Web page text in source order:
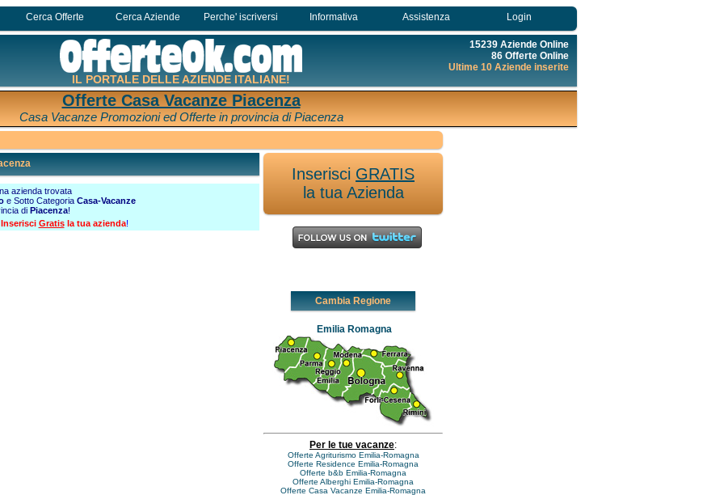
Cerca Offerte Cerca Aziende Perche' iscriversi Informativa Assistenza Login
IL PORTALE DELLE AZIENDE ITALIANE!
15239 Aziende Online
86 Offerte Online
Ultime 10 Aziende inserite
Offerte Casa Vacanze Piacenza
Casa Vacanze Promozioni ed Offerte in provincia di Piacenza
azienda trovata
e Sotto Categoria Casa-Vacanze
di Piacenza!
Inserisci Gratisla tua azienda!
Inserisci GRATIS
la tua Azienda
Cambia Regione
Emilia Romagna
Per le tue vacanze:
Offerte Agriturismo Emilia-Romagna
Offerte Residence Emilia-Romagna
Offerte b&b Emilia-Romagna
Offerte Alberghi Emilia-Romagna
Offerte Casa Vacanze Emilia-Romagna